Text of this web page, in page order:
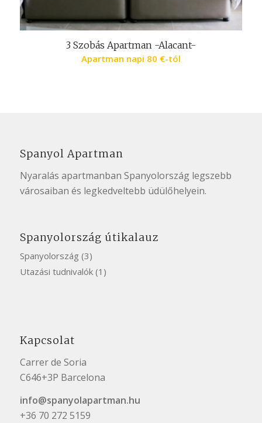
3 Szobás Apartman -Alacant-
Apartman napi 80 €-tól
Spanyol Apartman
Nyaralás apartmanban Spanyolország legszebb
városaiban és legkedveltebb üdülőhelyein.
Spanyolország útikalauz
Spanyolország (3)
Utazási tudnivalók(1)
Kapcsolat
Carrer de Soria
C646+3P Barcelona
info@spanyolapartman.hu
+36 70 272 5159